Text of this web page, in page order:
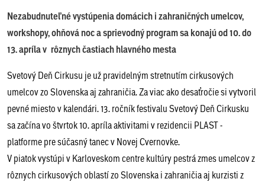
Nezabudnuteľné vystúpenia domácich i zahraničných umelcov,
workshopy, ohňová noc a sprievodný program sa konajú od 10. do
13. apríla v rôznych častiach hlavného mesta
Svetový Deň Cirkusu je už pravidelným stretnutím cirkusových
umelcov zo Slovenska aj zahraničia. Za viac ako desaťročie si vytvoril
pevné miesto v kalendári. 13. ročník festivalu Svetový Deň Cirkusku
sa začína vo štvrtok 10. apríla aktivitami v rezidencii PLAST -
platforme pre súčasný tanec v Novej Cvernovke.
V piatok vystúpi v Karloveskom centre kultúry pestrá zmes umelcov z
rôznych cirkusových oblastí zo Slovenska i zahraničia aj kurzisti z